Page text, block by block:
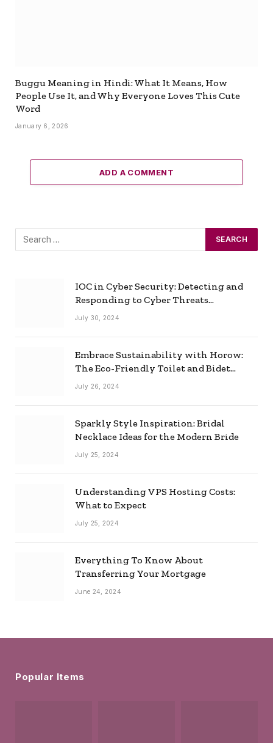
Buggu Meaning in Hindi: What It Means, How
People Use It, and Why Everyone Loves This Cute
Word
January 6, 2026
ADD A COMMENT
IOC in Cyber Security: Detecting and
Responding to Cyber Threats
Effectively
July 30, 2024
Embrace Sustainability with Horow:
The Eco-Friendly Toilet and Bidet
Combo
July 26, 2024
Sparkly Style Inspiration: Bridal
Necklace Ideas for the Modern Bride
July 25, 2024
Understanding VPS Hosting Costs:
What to Expect
July 25, 2024
Everything To Know About
Transferring Your Mortgage
June 24, 2024
Popular Items